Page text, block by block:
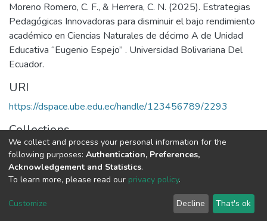
Moreno Romero, C. F., & Herrera, C. N. (2025). Estrategias
Pedagógicas Innovadoras para disminuir el bajo rendimiento
académico en Ciencias Naturales de décimo A de Unidad
Educativa “Eugenio Espejo” . Universidad Bolivariana Del
Ecuador.
URI
https://dspace.ube.edu.ec/handle/123456789/2293
Collections
Tesis
Full item page
copyright © 2002-2026LYRASIS
We collect and process your personal information for the
following purposes: Authentication, Preferences,
Acknowledgement and Statistics.
To learn more, please read our privacy policy.
Customize Decline That's ok